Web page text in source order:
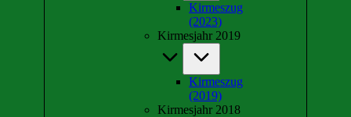
Kirmeszug
(2023)
Kirmesjahr 2019
Kirmeszug
(2019)
Kirmesjahr 2018